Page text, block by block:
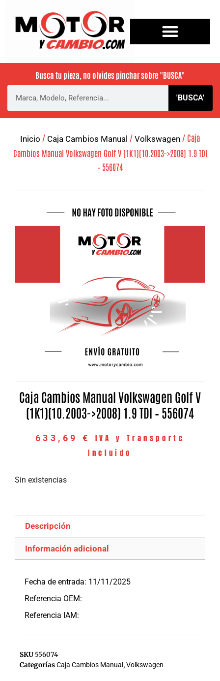
Busca tu pieza, no olvides pinchar sobre "BUSCA"
'BUSCA'
Inicio / Caja Cambios Manual / Volkswagen / Caja
Cambios Manual Volkswagen Golf V (1K1)(10.2003->2008) 1.9 TDI
– 556074
Caja Cambios Manual Volkswagen Golf V
(1K1)(10.2003->2008) 1.9 TDI – 556074
633,69 €
IVA y Transporte
Incluido
Sin existencias
Descripción
Información adicional
Fecha de entrada: 11/11/2025
Referencia OEM:
Referencia IAM:
SKU 556074
CategoríasCaja Cambios Manual ,Volkswagen